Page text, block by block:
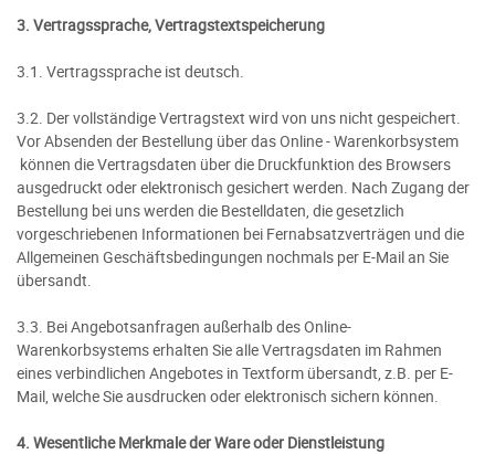
3. Vertragssprache, Vertragstextspeicherung
3.1. Vertragssprache ist deutsch.
3.2. Der vollständige Vertragstext wird von uns nicht gespeichert.
Vor Absenden der Bestellung über das Online - Warenkorbsystem
können die Vertragsdaten über die Druckfunktion des Browsers
ausgedruckt oder elektronisch gesichert werden. Nach Zugang der
Bestellung bei uns werden die Bestelldaten, die gesetzlich
vorgeschriebenen Informationen bei Fernabsatzverträgen und die
Allgemeinen Geschäftsbedingungen nochmals per E-Mail an Sie
übersandt.
3.3. Bei Angebotsanfragen außerhalb des Online-
Warenkorbsystems erhalten Sie alle Vertragsdaten im Rahmen
eines verbindlichen Angebotes in Textform übersandt, z.B. per E-
Mail, welche Sie ausdrucken oder elektronisch sichern können.
4. Wesentliche Merkmale der Ware oder Dienstleistung